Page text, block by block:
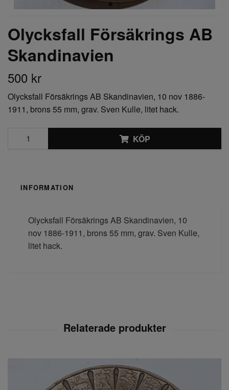
Olycksfall Försäkrings AB
Skandinavien
500 kr
Olycksfall Försäkrings AB Skandinavien, 10 nov 1886-
1911, brons 55 mm, grav. Sven Kulle, litet hack.
KÖP
INFORMATION
Olycksfall Försäkrings AB Skandinavien, 10
nov 1886-1911, brons 55 mm, grav. Sven Kulle,
litet hack.